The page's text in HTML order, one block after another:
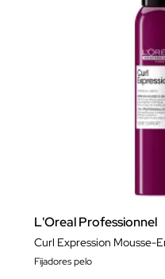
L'Oreal Professionnel
Curl Expression Mousse-
Fijadores pelo